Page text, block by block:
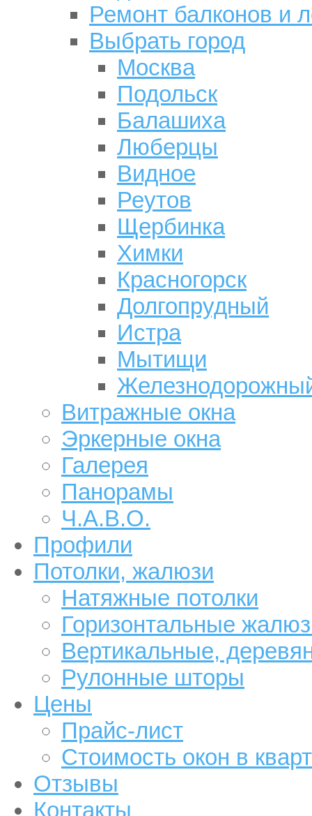
Ремонт балконов и
Выбрать город
Москва
Подольск
Балашиха
Люберцы
Видное
Реутов
Щербинка
Химки
Красногорск
Долгопрудный
Истра
Мытищи
Витражные окна
Эркерные окна
Галерея
Панорамы
Ч.А.В.О.
Профили
Потолки, жалюзи
Натяжные потолки
Горизонтальные
Вертикальные,
Рулонные шторы
Цены
Прайс-лист
Стоимость окон в
Отзывы
Контакты